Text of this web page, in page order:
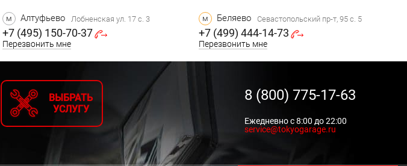
м Алтуфьево Лобненская ул. 17 с. 3
+7 (495) 150-70-37
Перезвонить мне
м Беляево Севастопольский пр-т, 95 с. 5
+7 (499) 444-14-73
Перезвонить мне
ВЫБРАТЬ
УСЛУГУ
8 (800) 775-17-63
Ежедневно с 8:00 до 22:00
service@tokyogarage.ru